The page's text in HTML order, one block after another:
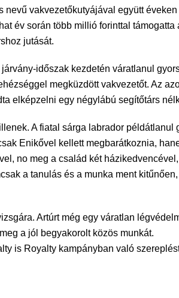
vakvezetőkutyájával együtt
év során több millió forinttal
jutását.
időszak kezdetén váratlanul
megküzdött vakvezetőt. Az
elképzelni egy négylábú segítőtárs
A fiatal sárga labrador példátlanul
Enikővel kellett megbarátkoznia,
no meg a család két
a tanulás és a munka ment
Artúrt még egy váratlan
a jól begyakorolt közös munkát.
is Royalty kampányban való